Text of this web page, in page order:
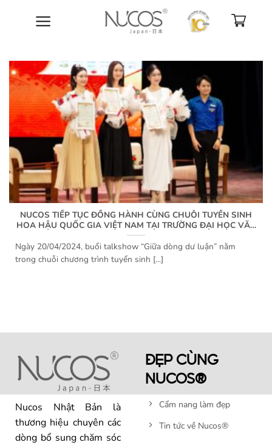
NUCOS TIẾP TỤC ĐỒNG HÀNH CÙNG CHUỖI TUYỂN SINH
HOA HẬU QUỐC GIA VIỆT NAM TẠI TRƯỜNG ĐẠI HỌC VĂN
HÓA
Ngày 20/04/2024, buổi talkshow “Giữa dòng dư luận” nằm
trong chuỗi chương trình tuyển sinh [...]
Nucos Nhật Bản là
thương hiệu chuyên các
dòng bổ sung chăm sóc
ĐẸP CÙNG
NUCOS®
Cẩm nang làm đẹp
Tin tức về Nucos®